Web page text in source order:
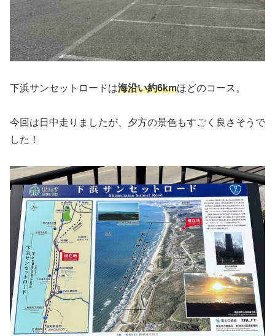
下浜サンセットロードは海沿い約6kmほどのコース。
今回は日中走りましたが、夕方の景色もすごく良さそうで
した！